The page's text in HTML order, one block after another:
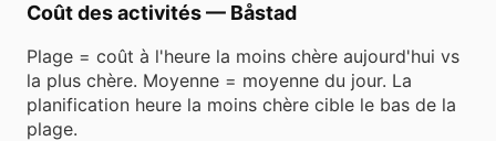
Coût des activités— Båstad
Plage = coût à l'heure la moins chère aujourd'hui vs
la plus chère. Moyenne = moyenne du jour. La
planification heure la moins chère cible le bas de la
plage.